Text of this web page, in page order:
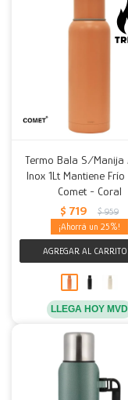
Termo Bala S/Manija
Inox 1Lt Mantiene
Comet - Coral
$ 719 $ 959
25
LLEGA HOY MVD